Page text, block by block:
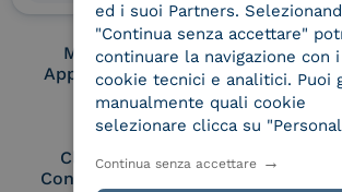
Membro Adobe
Approved Trust List
Cloud Signature
Consortium Member
ed i suoi Partners.
"Continua senza accettare"
continuare la navigazione con
cookie tecnici e analitici. Puoi
manualmente quali cookie
selezionare clicca su
Continua senza accettare